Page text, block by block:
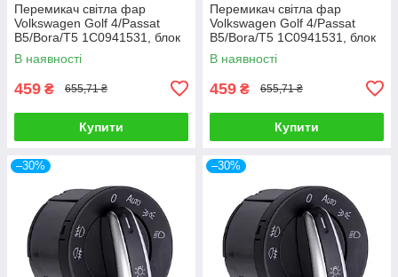
Перемикач світла фар
Volkswagen Golf 4/Passat
B5/Bora/T5 1C0941531, блок
перемикання світла
В наявності
459 ₴ 655,71 ₴
Купити
Перемикач світла фар
Volkswagen Golf 4/Passat
B5/Bora/T5 1C0941531, блок
перемикання світла
В наявності
459 ₴ 655,71 ₴
Купити
–30% –30%